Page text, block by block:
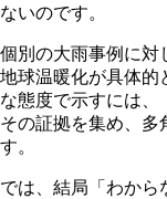
ないのです。
個別の大雨事例に対
地球温暖化が具体的
な態度で示すには、
その証拠を集め、多
す。
では、結局「わから